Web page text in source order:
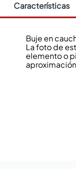
Características
Buje en
La foto de
elemento o